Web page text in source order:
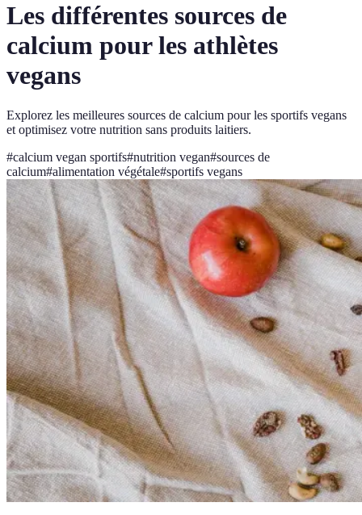
Les différentes sources de
calcium pour les athlètes
vegans
Explorez les meilleures sources de calcium pour les sportifs vegans
et optimisez votre nutrition sans produits laitiers.
#calcium vegan sportifs#nutrition vegan#sources de
calcium#alimentation végétale#sportifs vegans